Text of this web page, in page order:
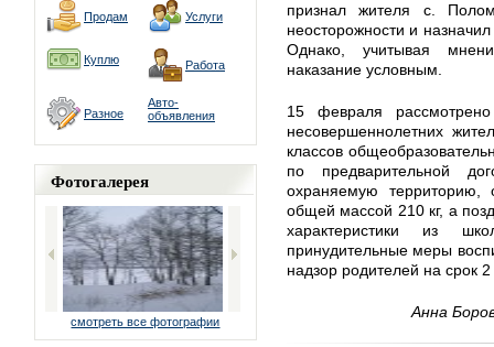
Продам Услуги
Куплю Работа
Разное
Авто-
объявления
Фотогалерея
смотреть все фотографии
признал жителя с.
неосторожности и
Однако, учитывая
наказание условным.
15 февраля
несовершеннолетних
классов
по предварительной
охраняемую территорию,
общей массой 210 кг, а
характеристики из
принудительные меры
надзор родителей на срок 2
Анна